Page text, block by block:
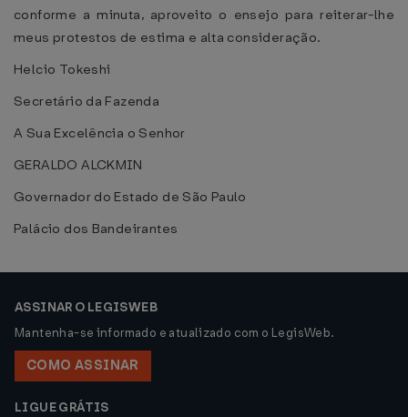
conforme a minuta, aproveito o ensejo para reiterar-lhe
meus protestos de estima e alta consideração.
Helcio Tokeshi
Secretário da Fazenda
A Sua Excelência o Senhor
GERALDO ALCKMIN
Governador do Estado de São Paulo
Palácio dos Bandeirantes
ASSINAR O LEGISWEB
Mantenha-se informado e atualizado com o LegisWeb.
COMO ASSINAR
LIGUE GRÁTIS